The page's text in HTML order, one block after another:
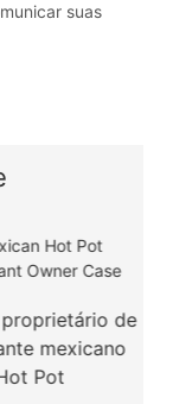
suas
de
mexicano
Pot